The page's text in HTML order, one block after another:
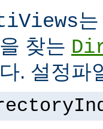
찾는
. 설정파